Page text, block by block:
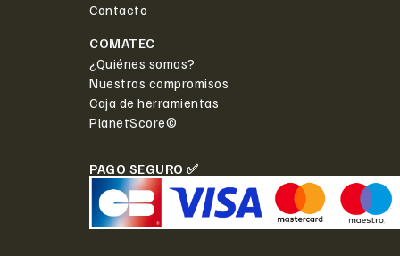
Contacto
COMATEC
¿Quiénes somos?
Nuestros compromisos
Caja de herramientas
PlanetScore©
PAGO SEGURO ✅